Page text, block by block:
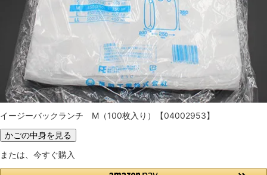
イージーバックランチ M（100枚入り）【04002953】
かごの中身を見る
または、今すぐ購入